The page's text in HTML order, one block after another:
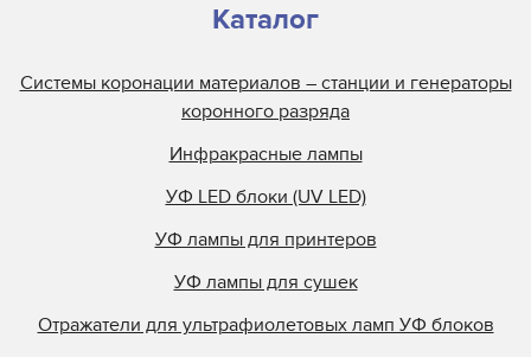
Каталог
Системы коронации материалов – станции и генераторы
коронного разряда
Инфракрасные лампы
УФ LED блоки (UV LED)
УФ лампы для принтеров
УФ лампы для сушек
Отражатели для ультрафиолетовых ламп УФ блоков